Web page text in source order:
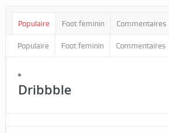
Populaire Foot feminin Commentaires
Populaire Foot feminin Commentaires
Dribbble